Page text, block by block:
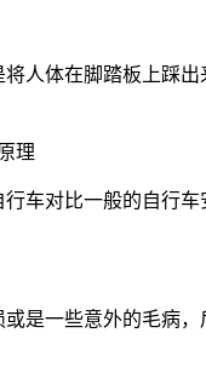
人体在脚踏板上踩
车对比一般的自行
是一些意外的毛病